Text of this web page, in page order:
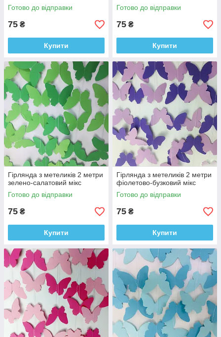
Готово до відправки
75 ₴
Купити
Готово до відправки
75 ₴
Купити
Гірлянда з метеликів 2 метри
зелено-салатовий мікс
Готово до відправки
75 ₴
Купити
Гірлянда з метеликів 2 метри
фіолетово-бузковий мікс
Готово до відправки
75 ₴
Купити